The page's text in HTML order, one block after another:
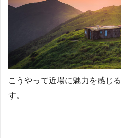
こうやって近場に魅力を感じ
す。